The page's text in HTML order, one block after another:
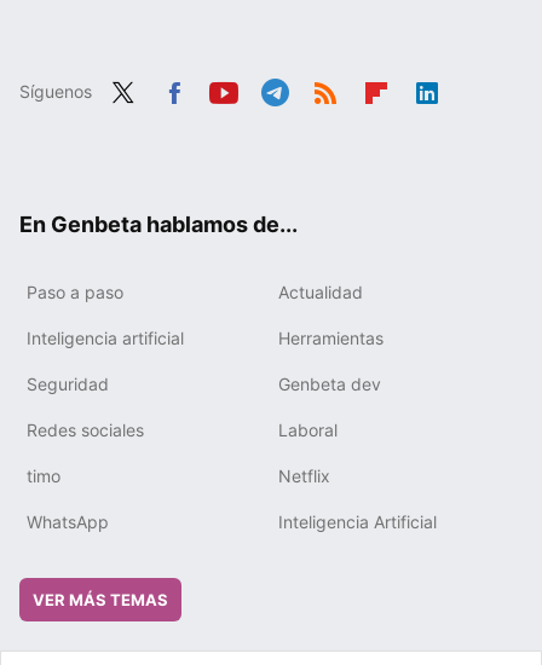
Síguenos
En Genbeta hablamos de...
Paso a paso Actualidad
Inteligencia artificial Herramientas
Seguridad Genbeta dev
Redes sociales Laboral
timo Netflix
WhatsApp Inteligencia Artificial
VER MÁS TEMAS